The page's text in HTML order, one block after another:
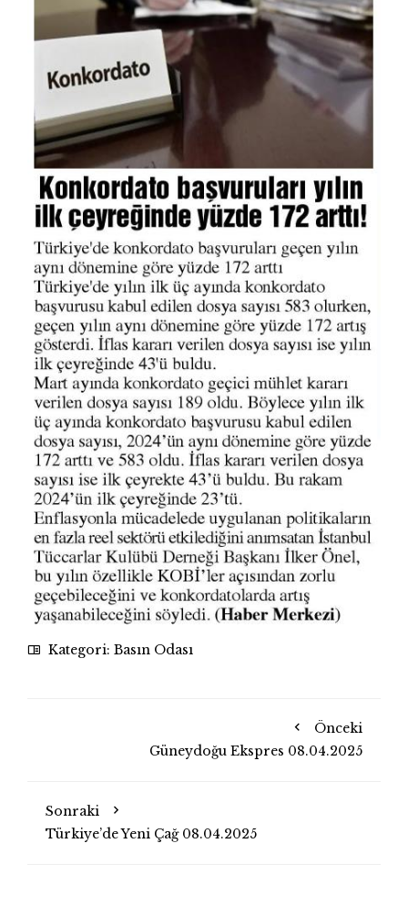
Kategori: Basın Odası
Önceki
Güneydoğu Ekspres 08.04.2025
Sonraki
Türkiye’de Yeni Çağ 08.04.2025